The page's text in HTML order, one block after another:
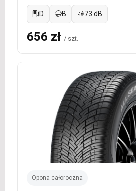
D B 73 dB
656 zł / szt.
Opona całoroczna